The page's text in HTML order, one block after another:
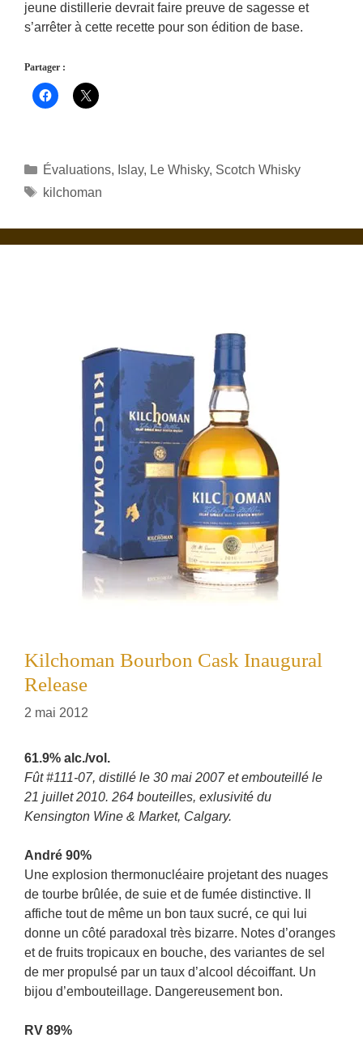
jeune distillerie devrait faire preuve de sagesse et
s’arrêter à cette recette pour son édition de base.
Partager :
Catégories
Évaluations, Islay, Le Whisky, Scotch Whisky
Étiquettes
kilchoman
Kilchoman Bourbon Cask Inaugural
Release
2 mai 2012
61.9% alc./vol.
Fût #111-07, distillé le 30 mai 2007 et embouteillé le
21 juillet 2010. 264 bouteilles, exlusivité du
Kensington Wine & Market, Calgary.
André 90%
Une explosion thermonucléaire projetant des nuages
de tourbe brûlée, de suie et de fumée distinctive. Il
affiche tout de même un bon taux sucré, ce qui lui
donne un côté paradoxal très bizarre. Notes d’oranges
et de fruits tropicaux en bouche, des variantes de sel
de mer propulsé par un taux d’alcool décoiffant. Un
bijou d’embouteillage. Dangereusement bon.
RV 89%